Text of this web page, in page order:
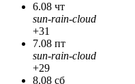
6.08 чт
sun-rain-cloud
+31
7.08 пт
sun-rain-cloud
+29
8.08 сб